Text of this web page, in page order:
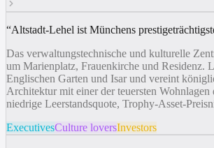
“Altstadt-Lehel ist Münchens
Das verwaltungstechnische und kulturelle
um Marienplatz, Frauenkirche und Residenz.
Englischen Garten und Isar und vereint
Architektur mit einer der teuersten Wohnlagen
niedrige Leerstandsquote, Trophy-Asset-
ExecutivesCulture loversInvestors